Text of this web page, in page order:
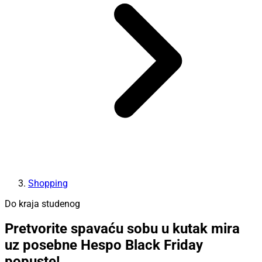
Shopping
Do kraja studenog
Pretvorite spavaću sobu u kutak mira
uz posebne Hespo Black Friday